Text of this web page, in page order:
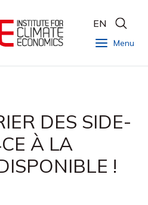
Menu
EN
DES SIDE-
À LA
!